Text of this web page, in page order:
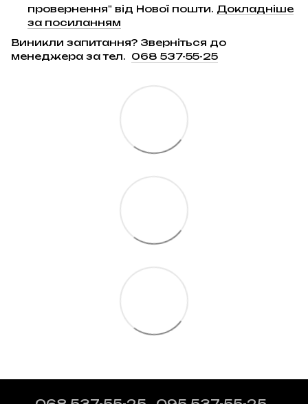
провернення" від Нової пошти. Докладніше
за посиланням
Виникли запитання? Зверніться до
менеджера за тел. 068 537-55-25